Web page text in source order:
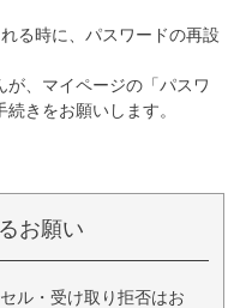
る時に、パスワードの再設
、マイページの「パスワ
きをお願いします。
お願い
ル・受け取り拒否はお